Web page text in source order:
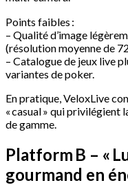
Points faibles :
– Qualité d’image
(résolution moyenne de
– Catalogue de jeux live
variantes de poker.
En pratique, VeloxLive
« casual » qui privilégient
de gamme.
Platform B – «
gourmand en